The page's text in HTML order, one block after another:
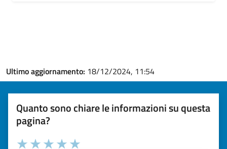
Ultimo aggiornamento: 18/12/2024, 11:54
Quanto sono chiare le informazioni su questa
pagina?
Valuta la chiarezza delle informazioni (da 1 a 5 stelle)
Seleziona il numero di stelle per valutare la chiarezza delle